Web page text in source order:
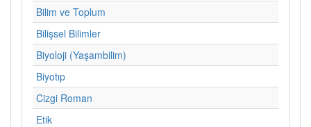
Bilim ve Toplum
Bilişsel Bilimler
Biyoloji (Yaşambilim)
Biyotıp
Cizgi Roman
Etik